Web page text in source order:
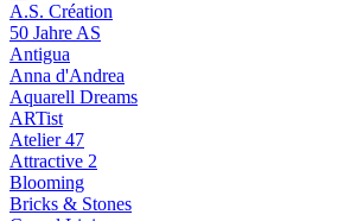
A.S. Création
50 Jahre AS
Antigua
Anna d'Andrea
Aquarell Dreams
ARTist
Atelier 47
Attractive 2
Blooming
Bricks & Stones